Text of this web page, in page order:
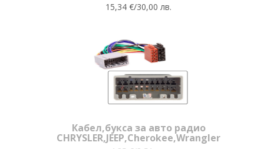
15,34 €/30,00 лв.
Кабел,букса за авто радио
CHRYSLER,JEEP,Cherokee,Wrangler